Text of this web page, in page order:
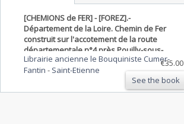
[CHEMIONS de FER] - [FOREZ].-
Département de la Loire. Chemin de Fer
construit sur l'accotement de la route
départementale n°4 près Pouilly-sous-
Charlieu. Rapport de la Commission.
Librairie ancienne le Bouquiniste Cumer-
Fantin - Saint-Etienne
€35.00
See the book